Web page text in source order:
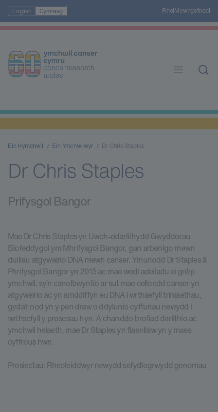
English Cymraeg RhoiMewngofnodi
Ein Hymchwil Ein Ymchwilwyr Dr Chris Staples
Dr Chris Staples
Prifysgol Bangor
Mae Dr Chris Staples yn Uwch-ddarlithydd Gwyddorau
Biofeddygol ym Mhrifysgol Bangor, gan arbenigo mewn
dulliau atgyweirio DNA mewn canser. Ymunodd Dr Staples â
Phrifysgol Bangor yn 2015 ac mae wedi adeiladu ei grŵp
ymchwil, sy’n canolbwyntio ar sut mae celloedd canser yn
atgyweirio ac yn amddiffyn eu DNA i wrthsefyll triniaethau,
gyda’r nod yn y pen draw o ddylunio cyffuriau newydd i
wrthsefyll y prosesau hyn. A chanddo brofiad darlithio ac
ymchwil helaeth, mae Dr Staples yn flaenllaw yn y maes
cyffrous hwn.
Prosiectau: Rheoleiddwyr newydd sefydlogrwydd genomau